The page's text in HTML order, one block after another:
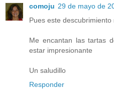
comoju 29 de mayo de
Pues este
Me encantan las tartas
estar impresionante
Un saludillo
Responder